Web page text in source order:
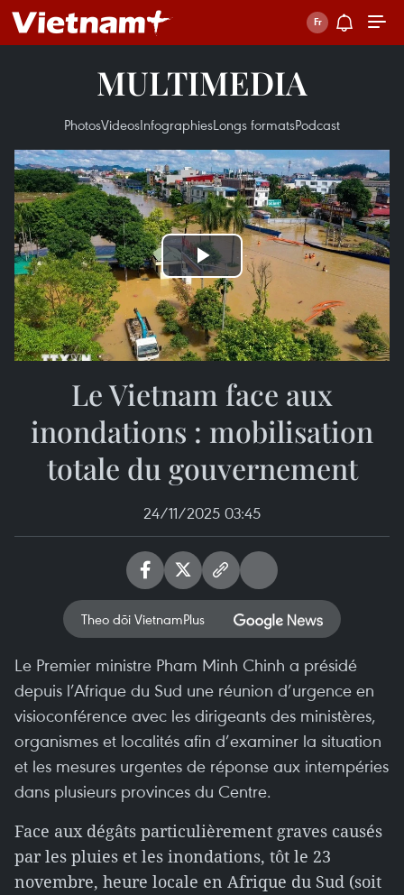
MULTIMEDIA
PhotosVideosInfographiesLongs formatsPodcast
Play
Video
Le Vietnam face aux
inondations : mobilisation
totale du gouvernement
24/11/2025 03:45
Theo dõi VietnamPlus
Le Premier ministre Pham Minh Chinh a présidé
depuis l’Afrique du Sud une réunion d’urgence en
visioconférence avec les dirigeants des ministères,
organismes et localités afin d’examiner la situation
et les mesures urgentes de réponse aux intempéries
dans plusieurs provinces du Centre.
Face aux dégâts particulièrement graves causés
par les pluies et les inondations, tôt le 23
novembre, heure locale en Afrique du Sud (soit